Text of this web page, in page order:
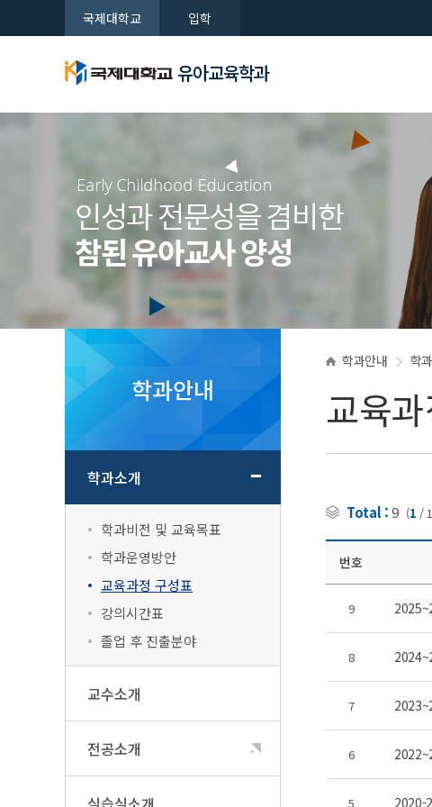
국제대학교 입학
유아교육학과
유아교육학과
새로운 시대를 여는 국제대학교
학과소개
유아교육학과
새로운 시대를 여는 국제대학교
개요
다문화역량
유아교육학과
새로운 시대를 여는 국제대학교
학과갤러리
유아교육학과
새로운 시대를 여는 국제대학교
게시판
유아교육학과
새로운 시대를 여는 국제대학교
입시상담
유아교육학과
새로운 시대를 여는 국제대학교
교육봉사 Q&A
학과안내
학과소개
학과비전 및 교육목표
학과운영방안
교육과정 구성표
강의시간표
졸업 후 진출분야
교수소개
전공소개
학과안내 학
교육
Total :9 (1 /1
번호
9
8
7
6
5 2020-